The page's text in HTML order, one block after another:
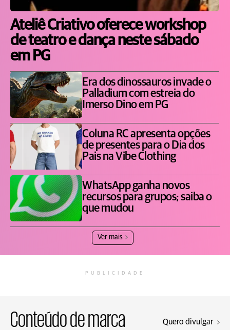
Ateliê Criativo oferece workshop
de teatro e dança neste sábado
em PG
Era dos dinossauros invade o
Palladium com estreia do
Imerso Dino em PG
Coluna RC apresenta opções
de presentes para o Dia dos
Pais na Vibe Clothing
WhatsApp ganha novos
recursos para grupos; saiba o
que mudou
Ver mais
PUBLICIDADE
Conteúdo de marca Quero divulgar